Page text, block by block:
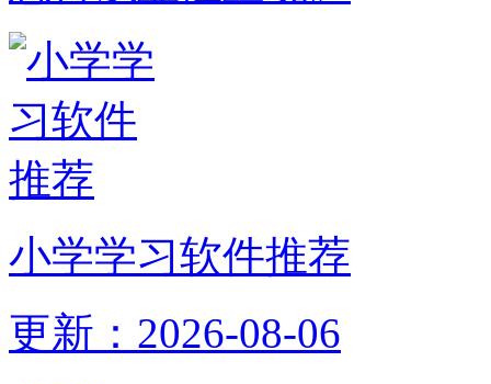
小学学习软件推荐
更新：2026-08-06